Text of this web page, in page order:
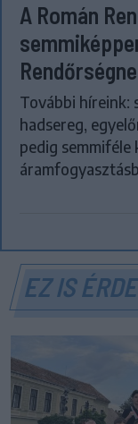
A Román
További híreink:
hadsereg,
pedig semmiféle
EZ IS